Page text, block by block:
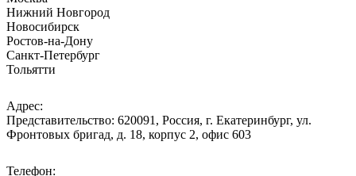
Нижний Новгород
Новосибирск
Ростов-на-Дону
Санкт-Петербург
Тольятти
Адрес:
Представительство: 620091, Россия, г. Екатеринбург, ул.
Фронтовых бригад, д. 18, корпус 2, офис 603
Телефон: